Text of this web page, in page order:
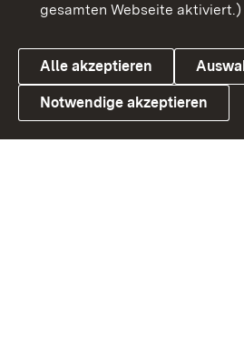
Link zum Landesportal
Cookies
gesamten Webseite aktiviert.)
Alle akzeptieren
Notwendige akzeptieren